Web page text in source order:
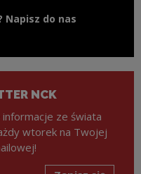
Napisz do nas
NCK
ze świata
wtorek na Twojej